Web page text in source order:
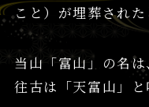
こと）が埋葬され
当山「富山」の名
往古は「天富山」と